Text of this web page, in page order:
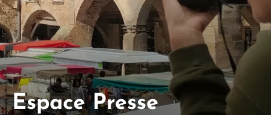
Espace Presse